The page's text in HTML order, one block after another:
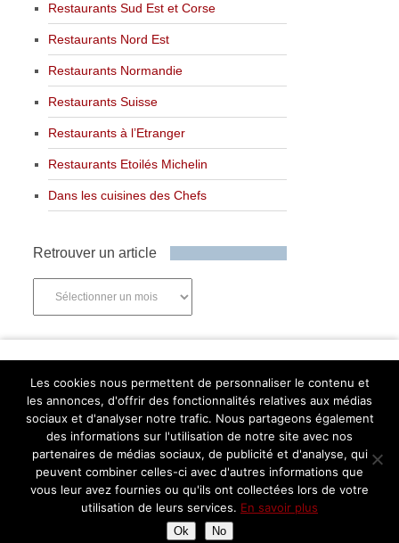
Restaurants Sud Est et Corse
Restaurants Nord Est
Restaurants Normandie
Restaurants Suisse
Restaurants à l’Etranger
Restaurants Etoilés Michelin
Dans les cuisines des Chefs
Retrouver un article
Abonnez-vous
Facebook Twitter Instagram Pinterest
Copyright © 2026.
Les cookies nous permettent de personnaliser le contenu et
les annonces, d'offrir des fonctionnalités relatives aux médias
sociaux et d'analyser notre trafic. Nous partageons également
des informations sur l'utilisation de notre site avec nos
partenaires de médias sociaux, de publicité et d'analyse, qui
peuvent combiner celles-ci avec d'autres informations que
vous leur avez fournies ou qu'ils ont collectées lors de votre
utilisation de leurs services. En savoir plus
Ok No